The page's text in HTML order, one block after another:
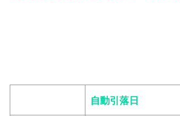
自動引落日